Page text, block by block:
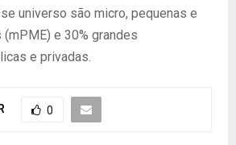
universo são micro, pequenas e
e 30% grandes
e privadas.
0